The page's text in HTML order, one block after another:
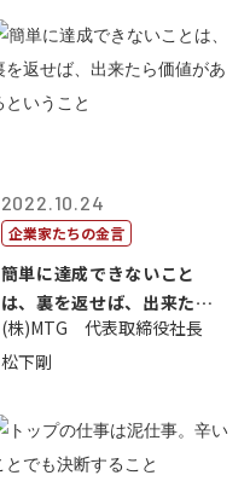
2022.10.24
企業家たちの金言
簡単に達成できないこと
は、裏を返せば、出来たら
価値があるとい...
(株)MTG 代表取締役社長
松下剛